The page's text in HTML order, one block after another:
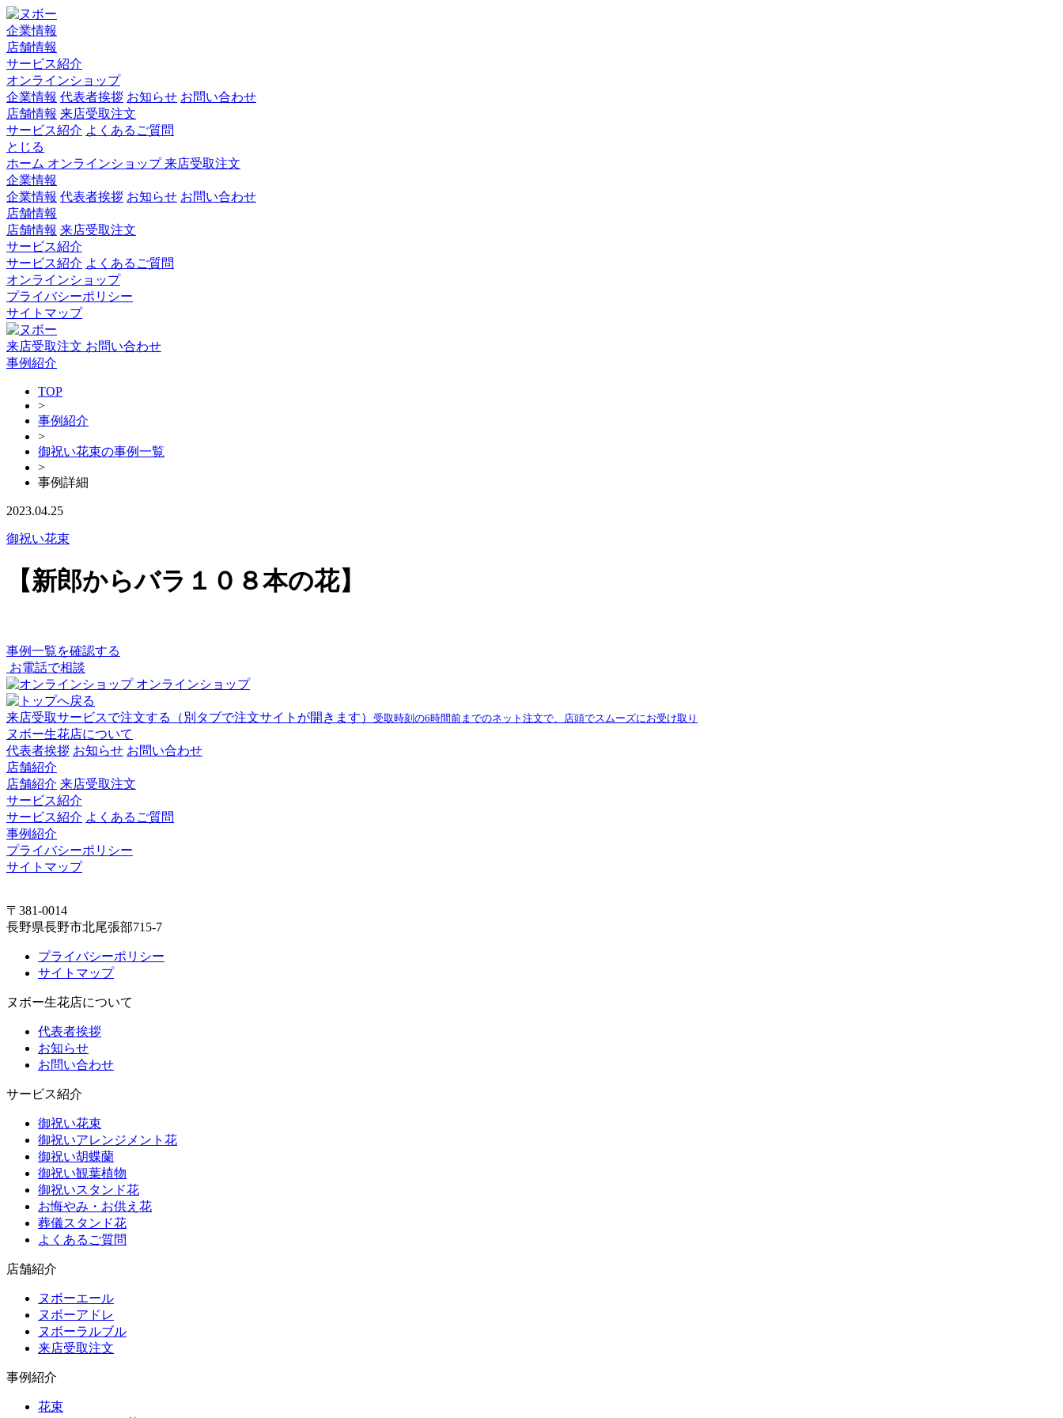
企業情報
店舗情報
サービス紹介
オンラインショップ
企業情報 代表者挨拶 お知らせ お問い合わせ
店舗情報 来店受取注文
サービス紹介 よくあるご質問
とじる
ホーム オンラインショップ来店受取注文
企業情報
企業情報 代表者挨拶 お知らせ お問い合わせ
店舗情報
店舗情報 来店受取注文
サービス紹介
サービス紹介 よくあるご質問
オンラインショップ
プライバシーポリシー
サイトマップ
来店受取注文 お問い合わせ
事例紹介
TOP
>
事例紹介
>
御祝い花束の事例一覧
>
事例詳細
2023.04.25
御祝い花束
【新郎からバラ１０８本の花】
事例一覧を確認する
お電話で相談
オンラインショップ
来店受取サービスで注文する （別タブで注文サイトが開きます） 受取時刻の6時間前までのネット注文で、店頭でスムーズにお受け取り
ヌボー生花店について
代表者挨拶 お知らせ お問い合わせ
店舗紹介
店舗紹介 来店受取注文
サービス紹介
サービス紹介 よくあるご質問
事例紹介
プライバシーポリシー
サイトマップ
〒381-0014
長野県長野市北尾張部715-7
プライバシーポリシー
サイトマップ
ヌボー生花店について
代表者挨拶
お知らせ
お問い合わせ
サービス紹介
御祝い花束
御祝いアレンジメント花
御祝い胡蝶蘭
御祝い観葉植物
御祝いスタンド花
お悔やみ・お供え花
葬儀スタンド花
よくあるご質問
店舗紹介
ヌボーエール
ヌボーアドレ
ヌボーラルブル
来店受取注文
事例紹介
花束